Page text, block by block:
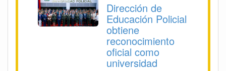
Dirección de
Educación Policial
obtiene
reconocimiento
oficial como
universidad